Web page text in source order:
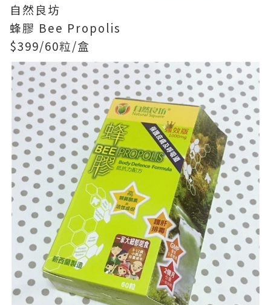
自然良坊
蜂膠 Bee Propolis
$399/60粒/盒